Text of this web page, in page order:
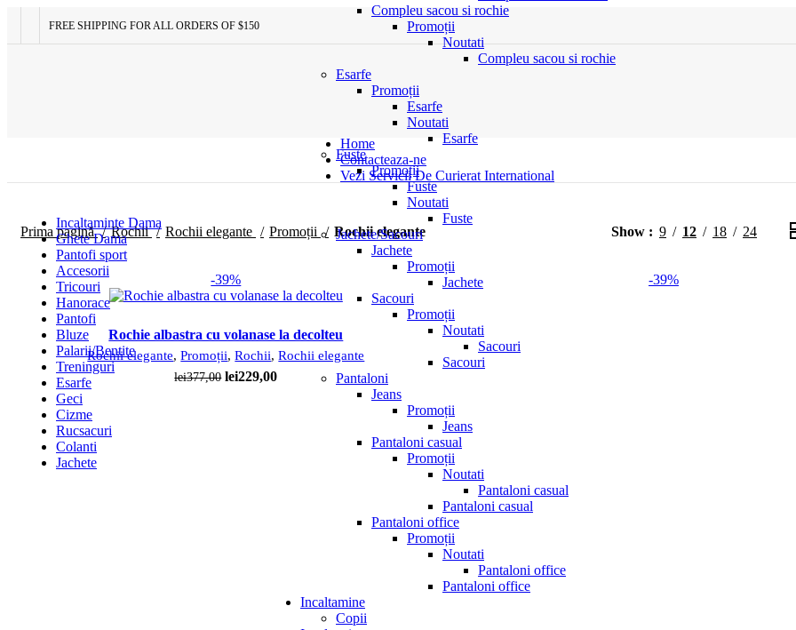
FREE SHIPPING FOR ALL ORDERS OF $150
Compleu sacou si rochie
Promoții
Noutati
Compleu sacou si rochie
Esarfe
Promoții
Esarfe
Noutati
Esarfe
Fuste
Promoții
Fuste
Noutati
Fuste
Jachete/Sacouri
Jachete
Promoții
Jachete
Sacouri
Promoții
Noutati
Sacouri
Sacouri
Pantaloni
Jeans
Promoții
Jeans
Pantaloni casual
Promoții
Noutati
Pantaloni casual
Pantaloni casual
Pantaloni office
Promoții
Noutati
Pantaloni office
Pantaloni office
Incaltamine
Copii
Incaltaminte Dama
Ghete Dama
Pantofi sport
Accesorii
Tricouri
Hanorace
Pantofi
Bluze
Palarii/Bentite
Treninguri
Esarfe
Geci
Cizme
Rucsacuri
Colanti
Jachete
Home
Contacteaza-ne
Vezi Servicii De Curierat International
Prima pagină Rochii Rochii elegante Promoții Rochii elegante Show 9 12 18 24
-39%
Rochie albastra cu volanase la decolteu
Rochii elegante,Promoții,Rochii,Rochii elegante
lei377,00 Prețul
lei229,00Prețul
-39%